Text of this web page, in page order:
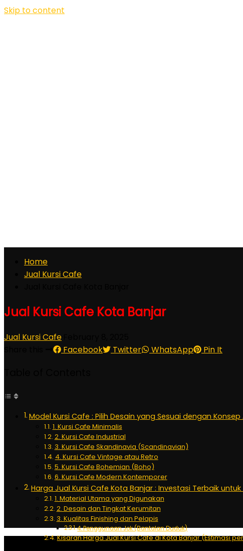
Skip to content
Home
Jual Kursi Cafe
Jual Kursi Cafe Kota Banjar
Jual Kursi Cafe
Facebook Twitter WhatsApp Pin It
Model Kursi Cafe : Pilih Desain yang Sesuai dengan Konsep
1. Kursi Cafe Minimalis
2. Kursi Cafe Industrial
3. Kursi Cafe Skandinavia (Scandinavian)
4. Kursi Cafe Vintage atau Retro
5. Kursi Cafe Bohemian (Boho)
6. Kursi Cafe Modern Kontemporer
Harga Jual Kursi Cafe Kota Banjar : Investasi Terbaik untuk
1. Material Utama yang Digunakan
2. Desain dan Tingkat Kerumitan
3. Kualitas Finishing dan Pelapis
4. Penggunaan Jok (Bantalan Duduk)
Kisaran Harga Jual Kursi Cafe di Kota Banjar (Estimasi